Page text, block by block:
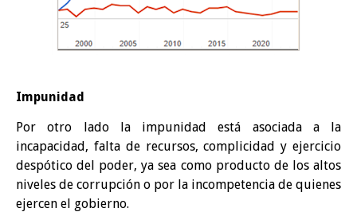
Impunidad
Por otro lado la impunidad está asociada a la
incapacidad, falta de recursos, complicidad y ejercicio
despótico del poder, ya sea como producto de los altos
niveles de corrupción o por la incompetencia de quienes
ejercen el gobierno.